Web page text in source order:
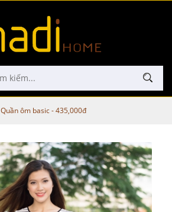
Quần ôm basic - 435,000đ